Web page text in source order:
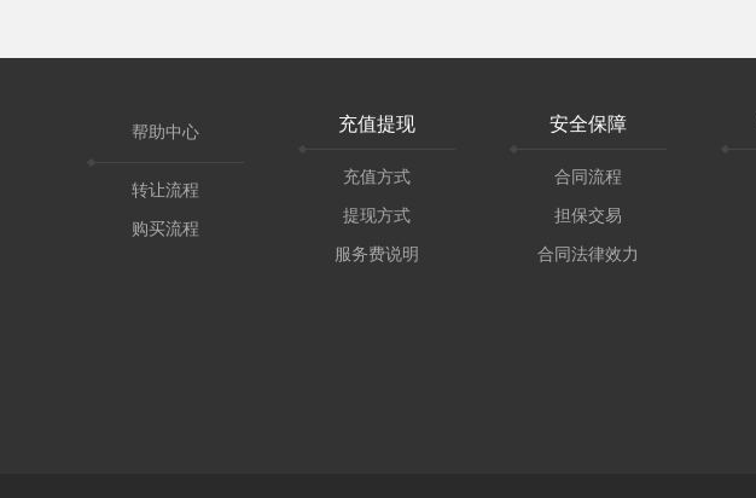
帮助中心
转让流程
购买流程
充值提现
充值方式
提现方式
服务费说明
安全保障
合同流程
担保交易
合同法律效力